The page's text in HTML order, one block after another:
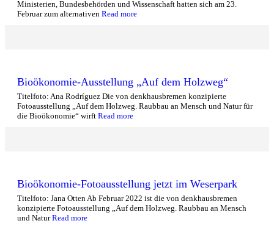
Ministerien, Bundesbehörden und Wissenschaft hatten sich am 23.
Februar zum alternativen Read more
Bioökonomie-Ausstellung „Auf dem Holzweg“
Titelfoto: Ana Rodríguez Die von denkhausbremen konzipierte
Fotoausstellung „Auf dem Holzweg. Raubbau an Mensch und Natur für
die Bioökonomie“ wirft Read more
Bioökonomie-Fotoausstellung jetzt im Weserpark
Titelfoto: Jana Otten Ab Februar 2022 ist die von denkhausbremen
konzipierte Fotoausstellung „Auf dem Holzweg. Raubbau an Mensch
und NaturRead more